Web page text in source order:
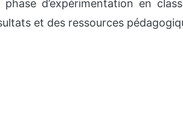
d’expérimentation en
et des ressources